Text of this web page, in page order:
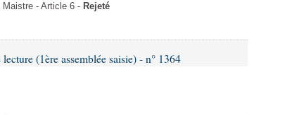
- Article 6 - Rejeté
(1ère assemblée saisie) - n° 1364